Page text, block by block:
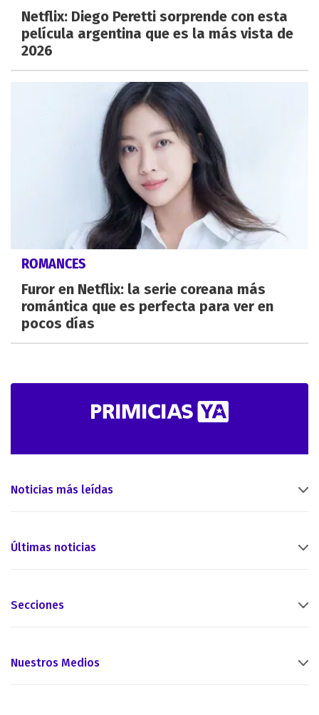
Netflix: Diego Peretti sorprende con esta
película argentina que es la más vista de
2026
ROMANCES
Furor en Netflix: la serie coreana más
romántica que es perfecta para ver en
pocos días
Noticias más leídas
Últimas noticias
Secciones
Nuestros Medios